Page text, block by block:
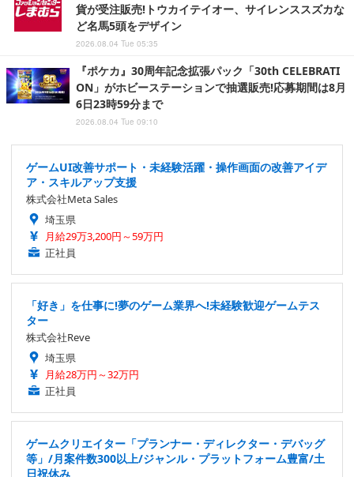
貨が受注販売!トウカイテイオー、サイレンススズカな
ど名馬5頭をデザイン
2026.08.04 Tue 05:35
『ポケカ』30周年記念拡張パック「30th CELEBRATI
ON」がホビーステーションで抽選販売!応募期間は8月
6日23時59分まで
2026.08.04 Tue 09:10
ゲームUI改善サポート・未経験活躍・操作画面の改善アイデ
ア・スキルアップ支援
株式会社Meta Sales
埼玉県
月給29万3,200円～59万円
正社員
「好き」を仕事に!夢のゲーム業界へ!未経験歓迎ゲームテス
ター
株式会社Reve
埼玉県
月給28万円～32万円
正社員
ゲームクリエイター「プランナー・ディレクター・デバッグ
等」/月案件数300以上/ジャンル・プラットフォーム豊富/土
日祝休み